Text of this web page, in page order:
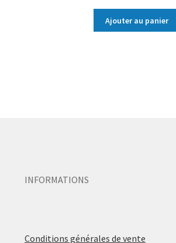
Ajouter au panier
INFORMATIONS
Conditions générales de vente